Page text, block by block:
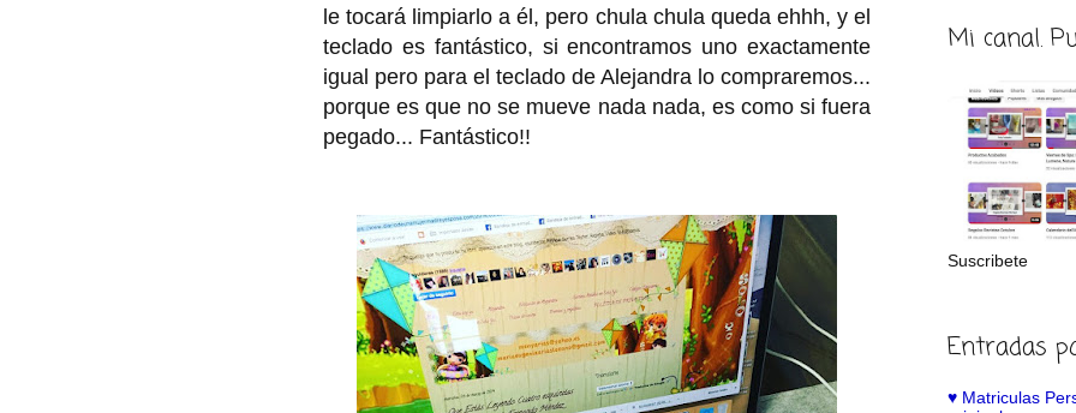
le tocará limpiarlo a él, pero chula chula queda ehhh, y el
teclado es fantástico, si encontramos uno exactamente
igual pero para el teclado de Alejandra lo compraremos...
porque es que no se mueve nada nada, es como si fuera
pegado... Fantástico!!
Mi canal.
Suscribete
Entradas
♥️ Matriculas